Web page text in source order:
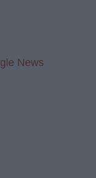
News